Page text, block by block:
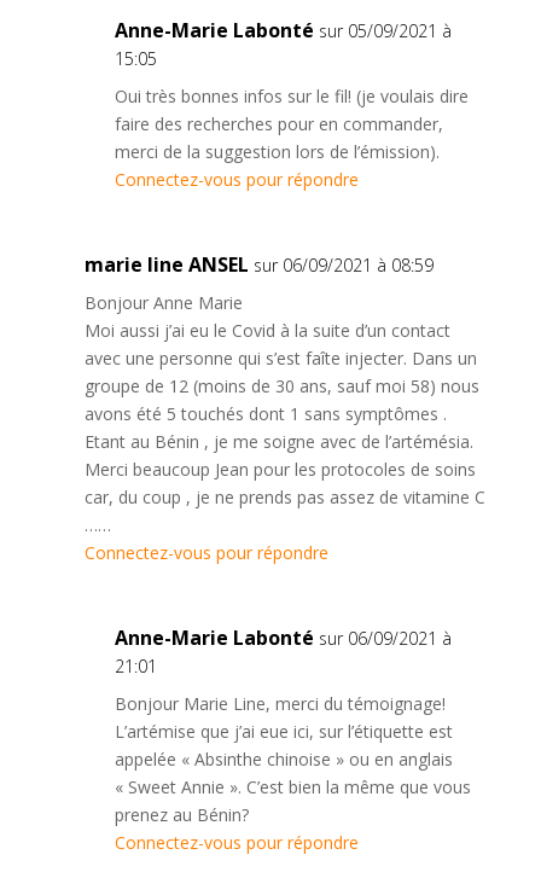
Anne-Marie Labonté sur 05/09/2021 à
15:05
Oui très bonnes infos sur le fil! (je voulais dire
faire des recherches pour en commander,
merci de la suggestion lors de l’émission).
Connectez-vous pour répondre
marie line ANSEL sur 06/09/2021 à 08:59
Bonjour Anne Marie
Moi aussi j’ai eu le Covid à la suite d’un contact
avec une personne qui s’est faîte injecter. Dans un
groupe de 12 (moins de 30 ans, sauf moi 58) nous
avons été 5 touchés dont 1 sans symptômes .
Etant au Bénin , je me soigne avec de l’artémésia.
Merci beaucoup Jean pour les protocoles de soins
car, du coup , je ne prends pas assez de vitamine C
……
Connectez-vous pour répondre
Anne-Marie Labonté sur 06/09/2021 à
21:01
Bonjour Marie Line, merci du témoignage!
L’artémise que j’ai eue ici, sur l’étiquette est
appelée « Absinthe chinoise » ou en anglais
« Sweet Annie ». C’est bien la même que vous
prenez au Bénin?
Connectez-vous pour répondre